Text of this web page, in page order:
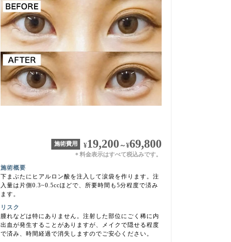
施術費用 ¥19,200 ～¥69,800
＊ 料金表示はすべて税込みです。
施術概要
下まぶたにヒアルロン酸を注入して涙袋を作ります。注
入量は片側0.3~0.5ccほどで、所要時間も5分程度で済み
ます。
リスク
腫れなどは特にありません。注射した部位にごく稀に内
出血が発生することがありますが、メイクで隠せる程度
で済み、時間経過で消失しますのでご安心ください。